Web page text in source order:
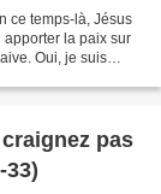
ce temps-là, Jésus
apporter la paix sur
Oui, je suis
pas